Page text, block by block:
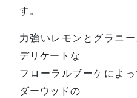
す。
力強いレモンとグラニ
デリケートな
フローラルブーケによ
ダーウッドの